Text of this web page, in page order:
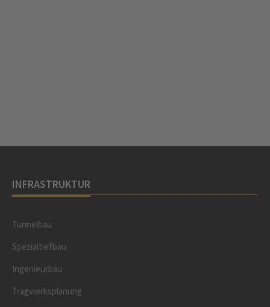
INFRASTRUKTUR
Tunnelbau
Spezialtiefbau
Ingenieurbau
Tragwerksplanung